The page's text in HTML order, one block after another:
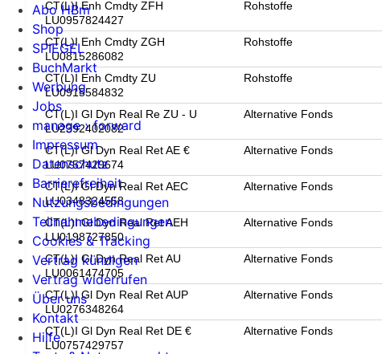
CT(L)I Enh Cmdty ZFH
LU0957824427
Rohstoffe
CT(L)I Enh Cmdty ZGH
LU0815286082
Rohstoffe
CT(L)I Enh Cmdty ZU
LU0915584832
Rohstoffe
CT(L)I Gl Dyn Real Re ZU - U
LU2392402082
Alternative Fonds
CT(L)I Gl Dyn Real Ret AE €
LU0757429674
Alternative Fonds
CT(L)I Gl Dyn Real Ret AEC
LU0348324558
Alternative Fonds
CT(L)I Gl Dyn Real Ret AEH
LU0198727850
Alternative Fonds
CT(L)I Gl Dyn Real Ret AU
LU0061474705
Alternative Fonds
CT(L)I Gl Dyn Real Ret AUP
LU0276348264
Alternative Fonds
CT(L)I Gl Dyn Real Ret DE €
LU0757429757
Alternative Fonds
Abo HBm
Shop
SPIEGEL
BuchMarkt
Werbung
Jobs
manage › forward
Impressum
Datenschutz
Barrierefreiheit
Nutzungsbedingungen
Teilnahmebedingungen
Cookies & Tracking
Vertrag kündigen
Vertrag widerrufen
Über uns
Kontakt
Hilfe